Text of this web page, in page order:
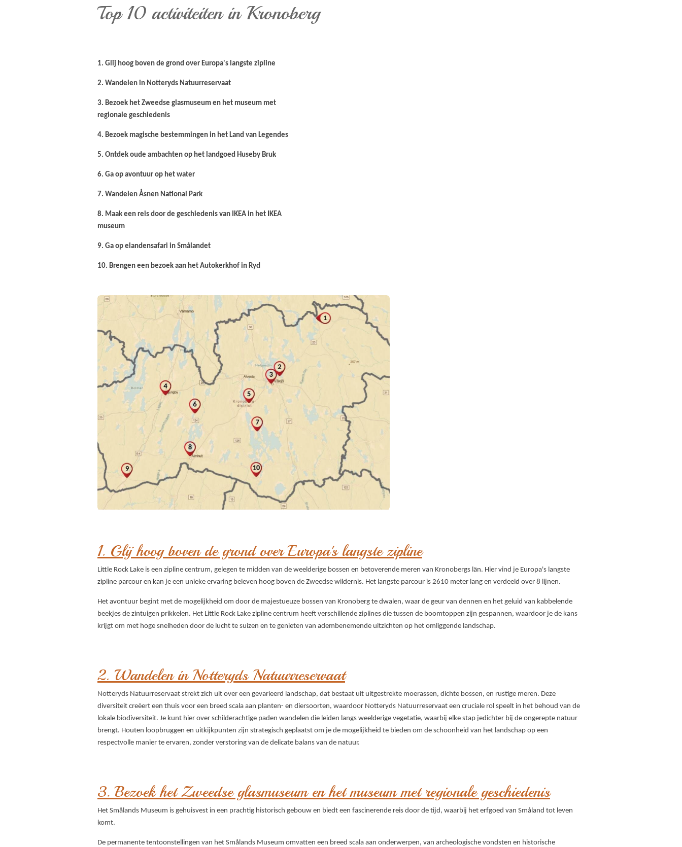
Top 10 activiteiten in Kronoberg
1. Glij hoog boven de grond over Europa's langste zipline
2. Wandelen in Notteryds Natuurreservaat
3. Bezoek het Zweedse glasmuseum en het museum met
regionale geschiedenis
4. Bezoek magische bestemmingen in het Land van Legendes
5. Ontdek oude ambachten op het landgoed Huseby Bruk
6. Ga op avontuur op het water
7. Wandelen Åsnen National Park
8. Maak een reis door de geschiedenis van IKEA in het IKEA
museum
9. Ga op elandensafari in Smålandet
10. Brengen een bezoek aan het Autokerkhof in Ryd
1. Glij hoog boven de grond over Europa's langste zipline
Little Rock Lake is een zipline centrum, gelegen te midden van de weelderige bossen en betoverende meren van Kronobergs län. Hier vind je Europa's langste
zipline parcour en kan je een unieke ervaring beleven hoog boven de Zweedse wildernis. Het langste parcour is 2610 meter lang en verdeeld over 8 lijnen.
Het avontuur begint met de mogelijkheid om door de majestueuze bossen van Kronoberg te dwalen, waar de geur van dennen en het geluid van kabbelende
beekjes de zintuigen prikkelen. Het Little Rock Lake zipline centrum heeft verschillende ziplines die tussen de boomtoppen zijn gespannen, waardoor je de kans
krijgt om met hoge snelheden door de lucht te suizen en te genieten van adembenemende uitzichten op het omliggende landschap.
2. Wandelen in Notteryds Natuurreservaat
Notteryds Natuurreservaat strekt zich uit over een gevarieerd landschap, dat bestaat uit uitgestrekte moerassen, dichte bossen, en rustige meren. Deze
diversiteit creëert een thuis voor een breed scala aan planten- en diersoorten, waardoor Notteryds Natuurreservaat een cruciale rol speelt in het behoud van de
lokale biodiversiteit. Je kunt hier over schilderachtige paden wandelen die leiden langs weelderige vegetatie, waarbij elke stap jedichter bij de ongerepte natuur
brengt. Houten loopbruggen en uitkijkpunten zijn strategisch geplaatst om je de mogelijkheid te bieden om de schoonheid van het landschap op een
respectvolle manier te ervaren, zonder verstoring van de delicate balans van de natuur.
3. Bezoek het Zweedse glasmuseum en het museum met regionale geschiedenis
Het Smålands Museum is gehuisvest in een prachtig historisch gebouw en biedt een fascinerende reis door de tijd, waarbij het erfgoed van Småland tot leven
komt.
De permanente tentoonstellingen van het Smålands Museum omvatten een breed scala aan onderwerpen, van archeologische vondsten en historische